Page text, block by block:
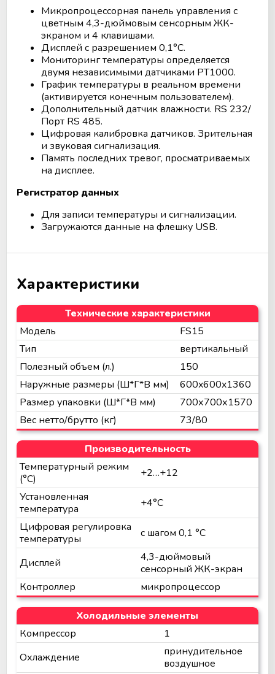
Микропроцессорная панель управления с
цветным 4,3-дюймовым сенсорным ЖК-
экраном и 4 клавишами.
Дисплей с разрешением 0,1°C.
Мониторинг температуры определяется
двумя независимыми датчиками PT1000.
График температуры в реальном времени
(активируется конечным пользователем).
Дополнительный датчик влажности. RS 232/
Порт RS 485.
Цифровая калибровка датчиков. Зрительная
и звуковая сигнализация.
Память последних тревог, просматриваемых
на дисплее.
Регистратор данных
Для записи температуры и сигнализации.
Загружаются данные на флешку USB.
Характеристики
Технические характеристики
Модель
FS15
Тип
вертикальный
Полезный объем (л.)
150
Наружные размеры (Ш*Г*В мм)
600x600x1360
Размер упаковки (Ш*Г*В мм)
700х700х1570
Вес нетто/брутто (кг)
73/80
Производительность
Температурный режим
(°C)
+2…+12
Установленная
температура
+4°C
Цифровая регулировка
температуры
с шагом 0,1 °C
Дисплей
4,3-дюймовый
сенсорный ЖК-экран
Контроллер
микропроцессор
Холодильные элементы
Компрессор
1
Охлаждение
принудительное
воздушное